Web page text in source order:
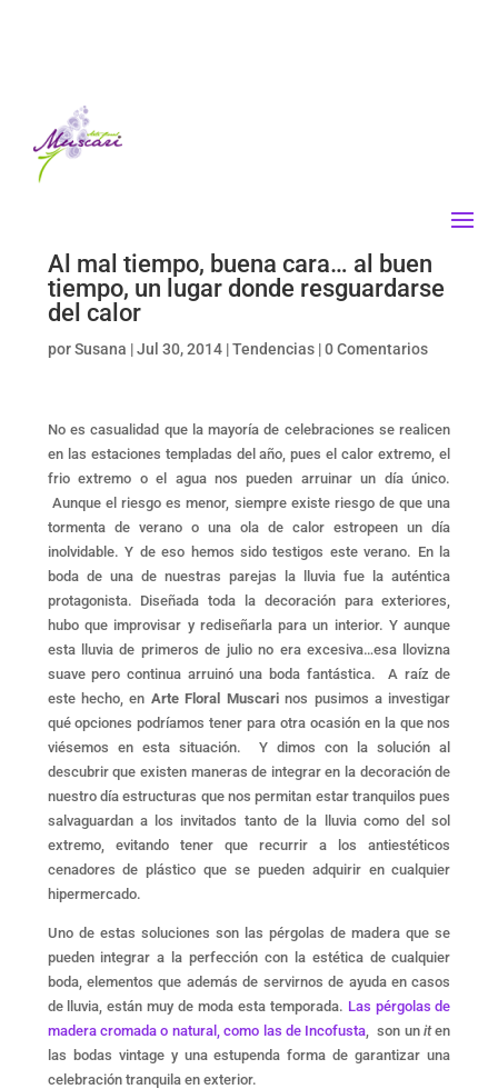
Al mal tiempo, buena cara… al buen
tiempo, un lugar donde resguardarse
del calor
porSusana |Jul 30, 2014|Tendencias|0 Comentarios
No es casualidad que la mayoría de celebraciones se realicen
en las estaciones templadas del año, pues el calor extremo, el
frio extremo o el agua nos pueden arruinar un día único.
Aunque el riesgo es menor, siempre existe riesgo de que una
tormenta de verano o una ola de calor estropeen un día
inolvidable. Y de eso hemos sido testigos este verano. En la
boda de una de nuestras parejas la lluvia fue la auténtica
protagonista. Diseñada toda la decoración para exteriores,
hubo que improvisar y rediseñarla para un interior. Y aunque
esta lluvia de primeros de julio no era excesiva…esa llovizna
suave pero continua arruinó una boda fantástica. A raíz de
este hecho, en Arte Floral Muscarinos pusimos a investigar
qué opciones podríamos tener para otra ocasión en la que nos
viésemos en esta situación. Y dimos con la solución al
descubrir que existen maneras de integrar en la decoración de
nuestro día estructuras que nos permitan estar tranquilos pues
salvaguardan a los invitados tanto de la lluvia como del sol
extremo, evitando tener que recurrir a los antiestéticos
cenadores de plástico que se pueden adquirir en cualquier
hipermercado.
Uno de estas soluciones son las pérgolas de madera que se
pueden integrar a la perfección con la estética de cualquier
boda, elementos que además de servirnos de ayuda en casos
de lluvia, están muy de moda esta temporada. Las pérgolas de
madera cromada o natural, como las de Incofusta, son uniten
las bodas vintage y una estupenda forma de garantizar una
celebración tranquila en exterior.